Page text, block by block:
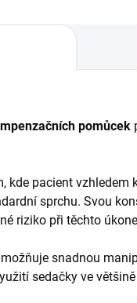
pomůcek
kde pacient vzhledem
sprchu. Svou
riziko při těchto
snadnou
sedačky ve